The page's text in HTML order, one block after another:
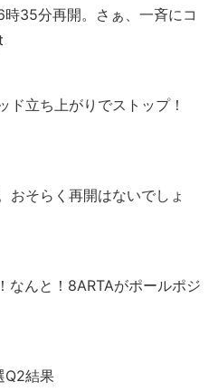
35分再開。さぁ、一斉にコ
ド立ち上がりでストップ！
おそらく再開はないでしょ
なんと！8ARTAがポールポジ
Q2結果